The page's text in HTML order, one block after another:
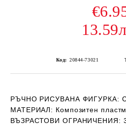
Код: 20844-73021
РЪЧНО РИСУВАНА ФИГУРКА:
МАТЕРИАЛ: Композитен
ВЪЗРАСТОВИ ОГРАНИЧЕНИЯ: